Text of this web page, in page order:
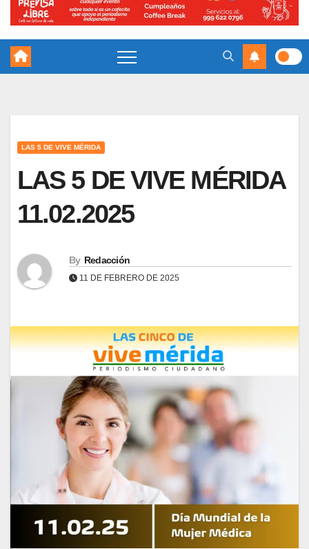
LAS 5 DE VIVE MÉRIDA
LAS 5 DE VIVE MÉRIDA
11.02.2025
By Redacción
11 DE FEBRERO DE 2025